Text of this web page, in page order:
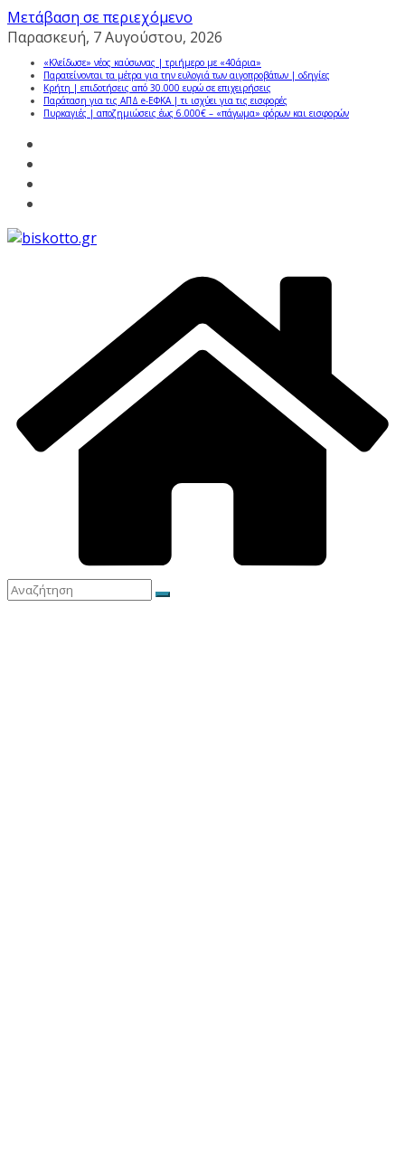
Μετάβαση σε περιεχόμενο
Παρασκευή, 7 Αυγούστου, 2026
«Κλείδωσε» νέος καύσωνας | τριήμερο με «40άρια»
Παρατείνονται τα μέτρα για την ευλογιά των αιγοπροβάτων | οδηγίες
Κρήτη | επιδοτήσεις από 30.000 ευρώ σε επιχειρήσεις
Παράταση για τις ΑΠΔ e-ΕΦΚΑ | τι ισχύει για τις εισφορές
Πυρκαγιές | αποζημιώσεις έως 6.000€ – «πάγωμα» φόρων και εισφορών